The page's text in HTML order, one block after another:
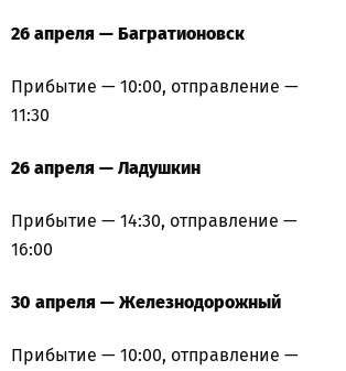
26 апреля — Багратионовск
Прибытие — 10:00, отправление —
11:30
26 апреля — Ладушкин
Прибытие — 14:30, отправление —
16:00
30 апреля — Железнодорожный
Прибытие — 10:00, отправление —